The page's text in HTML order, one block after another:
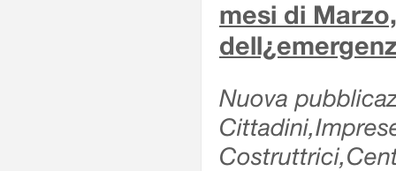
mesi di
Nuova